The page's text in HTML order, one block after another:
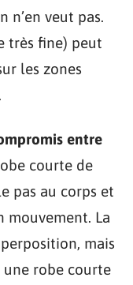
n’en veut pas.
très fine) peut
les zones
entre
courte de
pas au corps et
mouvement. La
mais
robe courte